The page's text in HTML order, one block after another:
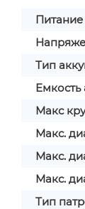
Питание
Тип
Емкость
Макс
Макс.
Макс.
Макс.
Тип